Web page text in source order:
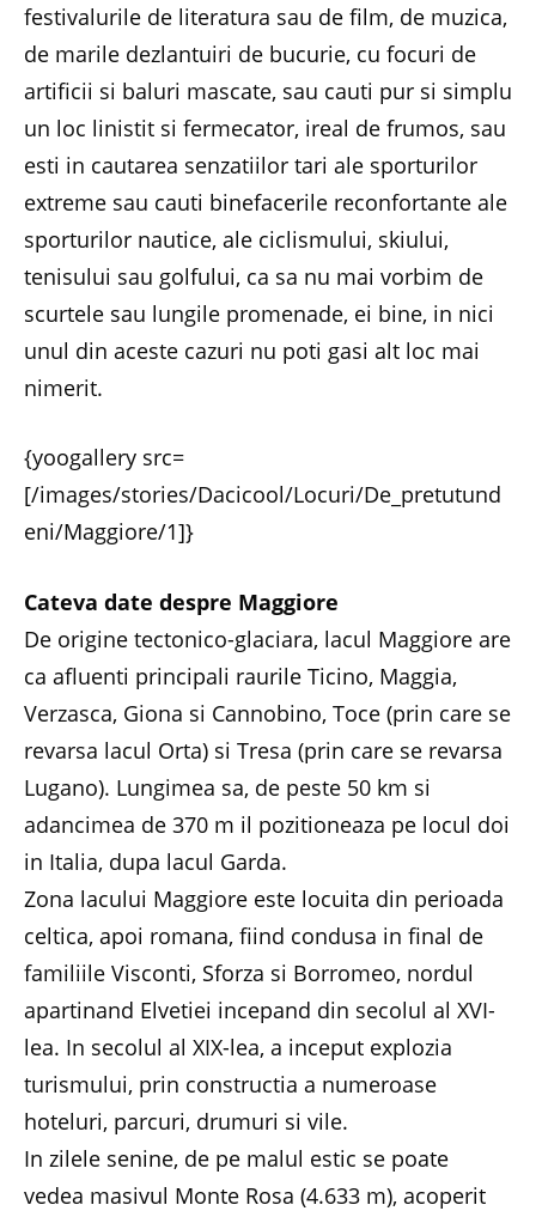
festivalurile de literatura sau de film, de muzica,
de marile dezlantuiri de bucurie, cu focuri de
artificii si baluri mascate, sau cauti pur si simplu
un loc linistit si fermecator, ireal de frumos, sau
esti in cautarea senzatiilor tari ale sporturilor
extreme sau cauti binefacerile reconfortante ale
sporturilor nautice, ale ciclismului, skiului,
tenisului sau golfului, ca sa nu mai vorbim de
scurtele sau lungile promenade, ei bine, in nici
unul din aceste cazuri nu poti gasi alt loc mai
nimerit.
{yoogallery src=
[/images/stories/Dacicool/Locuri/De_pretutund
eni/Maggiore/1]}
Cateva date despre Maggiore
De origine tectonico-glaciara, lacul Maggiore are
ca afluenti principali raurile Ticino, Maggia,
Verzasca, Giona si Cannobino, Toce (prin care se
revarsa lacul Orta) si Tresa (prin care se revarsa
Lugano). Lungimea sa, de peste 50 km si
adancimea de 370 m il pozitioneaza pe locul doi
in Italia, dupa lacul Garda.
Zona lacului Maggiore este locuita din perioada
celtica, apoi romana, fiind condusa in final de
familiile Visconti, Sforza si Borromeo, nordul
apartinand Elvetiei incepand din secolul al XVI-
lea. In secolul al XIX-lea, a inceput explozia
turismului, prin constructia a numeroase
hoteluri, parcuri, drumuri si vile.
In zilele senine, de pe malul estic se poate
vedea masivul Monte Rosa (4.633 m), acoperit